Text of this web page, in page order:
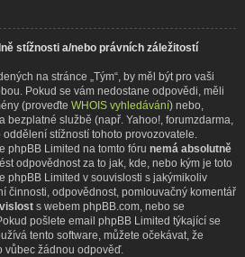
stížnosti a/nebo právních záležitostí
na stránce „Tým“, by měl být pro vaši
Pokud se vám nedostane odpovědi, měli
(proveďte WHOIS vyhledávání) nebo,
bezplatné službě (např. Yahoo!, forumzdarma,
stížností tohoto provozovatele.
phpBB Limited na tomto fóru nemá absolutně
odpovědnost za to jak, kde, nebo kým je toto
phpBB Limited v souvislosti s jakýmikoliv
činnosti, odpovědnost, pomlouvačný komentář
s webem phpBB.com, nebo se
pošlete email phpBB Limited týkající se
tento software, můžete očekávat, že
vůbec žádnou odpověď.